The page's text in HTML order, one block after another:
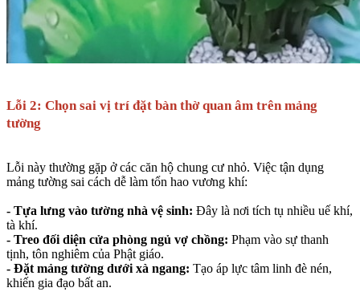
Lỗi 2: Chọn sai vị trí đặt bàn thờ quan âm trên mảng
tường
Lỗi này thường gặp ở các căn hộ chung cư nhỏ. Việc tận dụng
mảng tường sai cách dễ làm tổn hao vương khí:
- Tựa lưng vào tường nhà vệ sinh: Đây là nơi tích tụ nhiều uế khí,
tà khí.
- Treo đối diện cửa phòng ngủ vợ chồng: Phạm vào sự thanh
tịnh, tôn nghiêm của Phật giáo.
- Đặt mảng tường dưới xà ngang: Tạo áp lực tâm linh đè nén,
khiến gia đạo bất an.